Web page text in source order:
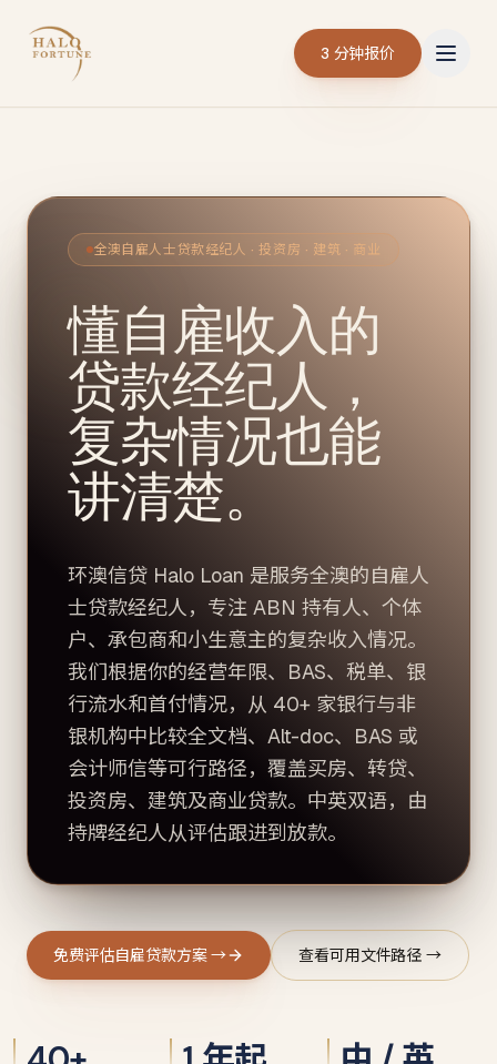
3 分钟报价
全澳自雇人士贷款经纪人 · 投资房 · 建筑 · 商业
懂自雇收入的
贷款经纪人，
复杂情况也能
讲清楚。
环澳信贷 Halo Loan 是服务全澳的自雇人
士贷款经纪人，专注 ABN 持有人、个体
户、承包商和小生意主的复杂收入情况。
我们根据你的经营年限、BAS、税单、银
行流水和首付情况，从 40+ 家银行与非
银机构中比较全文档、Alt-doc、BAS 或
会计师信等可行路径，覆盖买房、转贷、
投资房、建筑及商业贷款。中英双语，由
持牌经纪人从评估跟进到放款。
免费评估自雇贷款方案 → 查看可用文件路径 →